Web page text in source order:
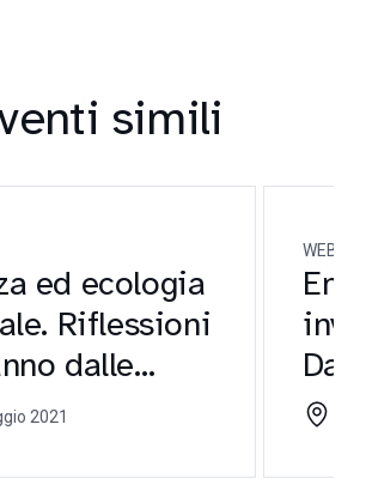
simili
ed ecologia
Riflessioni
dalle
CEI
2021
Enti